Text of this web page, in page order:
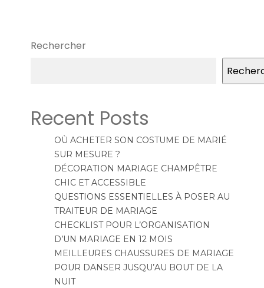
Rechercher
Recent Posts
OÙ ACHETER SON COSTUME DE MARIÉ
SUR MESURE ?
DÉCORATION MARIAGE CHAMPÊTRE
CHIC ET ACCESSIBLE
QUESTIONS ESSENTIELLES À POSER AU
TRAITEUR DE MARIAGE
CHECKLIST POUR L’ORGANISATION
D’UN MARIAGE EN 12 MOIS
MEILLEURES CHAUSSURES DE MARIAGE
POUR DANSER JUSQU’AU BOUT DE LA
NUIT